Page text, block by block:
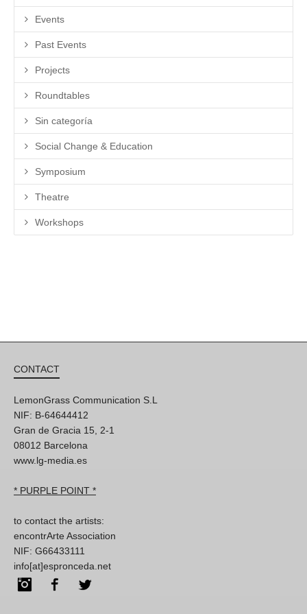
Events
Past Events
Projects
Roundtables
Sin categoría
Social Change & Education
Symposium
Theatre
Workshops
CONTACT
LemonGrass Communication S.L
NIF: B-64644412
Gran de Gracia 15, 2-1
08012 Barcelona
www.lg-media.es
* PURPLE POINT *
to contact the artists:
encontrArte Association
NIF: G66433111
info[at]espronceda.net
InstagramFacebook